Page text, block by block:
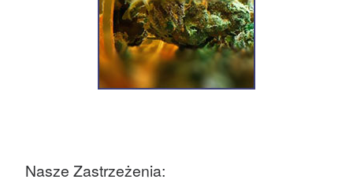
Nasze Zastrzeżenia: